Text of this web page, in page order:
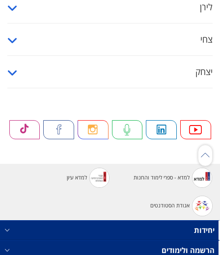
לירן
צחי
יצחק
למדא - ספרי לימוד והחנות למדא עיון
אגודת הסטודנטים
יחידות
הרשמה ולימודים